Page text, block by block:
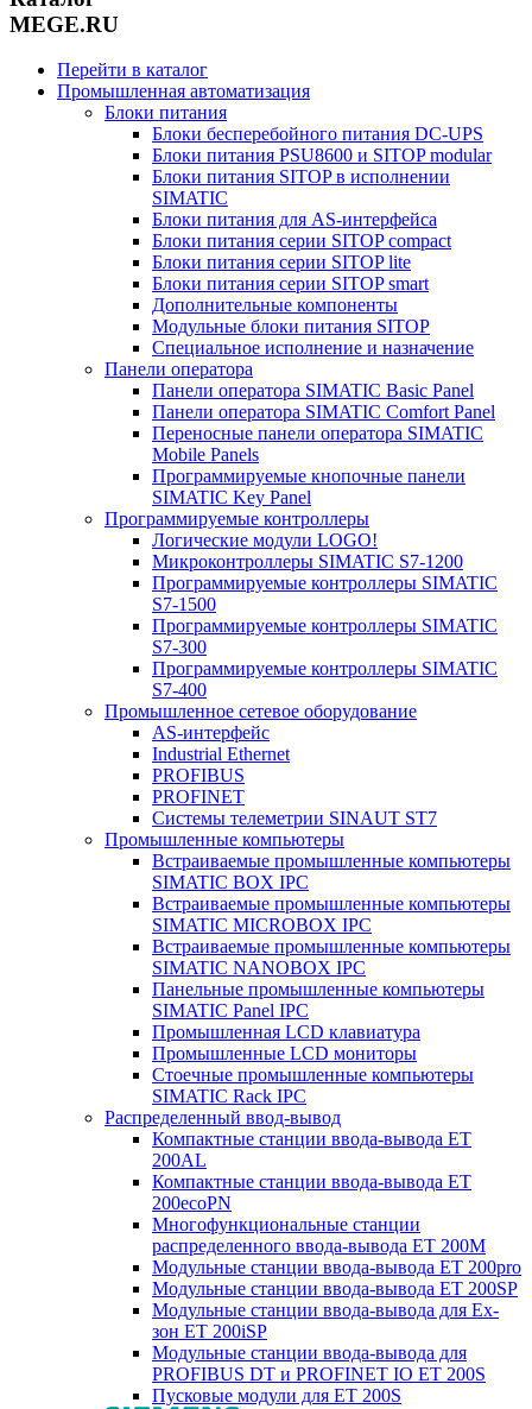
MEGE.RU
Перейти в каталог
Промышленная автоматизация
Блоки питания
Блоки бесперебойного питания DC-UPS
Блоки питания PSU8600 и SITOP modular
Блоки питания SITOP в исполнении
SIMATIC
Блоки питания для AS-интерфейса
Блоки питания серии SITOP compact
Блоки питания серии SITOP lite
Блоки питания серии SITOP smart
Дополнительные компоненты
Модульные блоки питания SITOP
Специальное исполнение и назначение
Панели оператора
Панели оператора SIMATIC Basic Panel
Панели оператора SIMATIC Comfort Panel
Переносные панели оператора SIMATIC
Mobile Panels
Программируемые кнопочные панели
SIMATIC Key Panel
Программируемые контроллеры
Логические модули LOGO!
Микроконтроллеры SIMATIC S7-1200
Программируемые контроллеры SIMATIC
S7-1500
Программируемые контроллеры SIMATIC
S7-300
Программируемые контроллеры SIMATIC
S7-400
Промышленное сетевое оборудование
AS-интерфейс
Industrial Ethernet
PROFIBUS
PROFINET
Системы телеметрии SINAUT ST7
Промышленные компьютеры
Встраиваемые промышленные компьютеры
SIMATIC BOX IPC
Встраиваемые промышленные компьютеры
SIMATIC MICROBOX IPC
Встраиваемые промышленные компьютеры
SIMATIC NANOBOX IPC
Панельные промышленные компьютеры
SIMATIC Panel IPC
Промышленная LCD клавиатура
Промышленные LCD мониторы
Стоечные промышленные компьютеры
SIMATIC Rack IPC
Распределенный ввод-вывод
Компактные станции ввода-вывода ET
200AL
Компактные станции ввода-вывода ET
200ecoPN
Многофункциональные станции
распределенного ввода-вывода ET 200M
Модульные станции ввода-вывода ET 200pro
Модульные станции ввода-вывода ET 200SP
Модульные станции ввода-вывода для Ex-
зон ET 200iSP
Модульные станции ввода-вывода для
PROFIBUS DT и PROFINET IO ET 200S
Пусковые модули для ET 200S